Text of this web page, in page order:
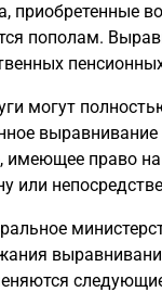
приобретенные
пополам.
могут
имеющее право
или